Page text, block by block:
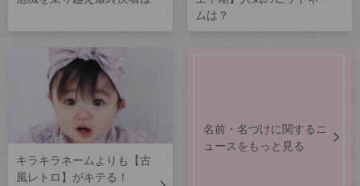
ムは？
キラキラネームよりも【古
風レトロ】がキテる！
名前・名づけに関するニ
ュースをもっと見る